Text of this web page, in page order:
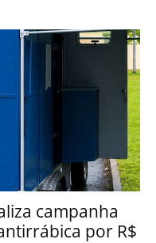
campanha
por R$